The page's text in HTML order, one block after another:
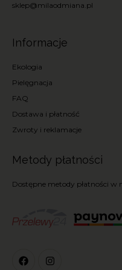
sklep@milaodmiana.pl
Informacje
Ekologia
Pielęgnacja
FAQ
Dostawa i płatność
Zwroty i reklamacje
Metody płatności
Dostępne metody płatności w